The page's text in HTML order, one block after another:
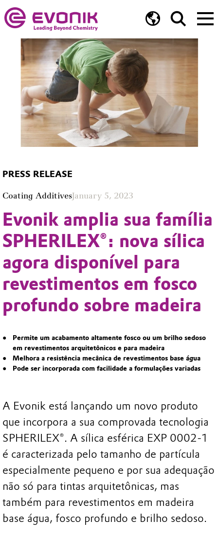
PRESS RELEASE
Coating AdditivesJanuary 5, 2023
Evonik amplia sua família
SPHERILEX®: nova sílica
agora disponível para
revestimentos em fosco
profundo sobre madeira
Permite um acabamento altamente fosco ou um brilho sedoso
em revestimentos arquitetônicos e para madeira
Melhora a resistência mecânica de revestimentos base água
Pode ser incorporada com facilidade a formulações variadas
A Evonik está lançando um novo produto
que incorpora a sua comprovada tecnologia
SPHERILEX®. A sílica esférica EXP 0002-1
é caracterizada pelo tamanho de partícula
especialmente pequeno e por sua adequação
não só para tintas arquitetônicas, mas
também para revestimentos em madeira
base água, fosco profundo e brilho sedoso.